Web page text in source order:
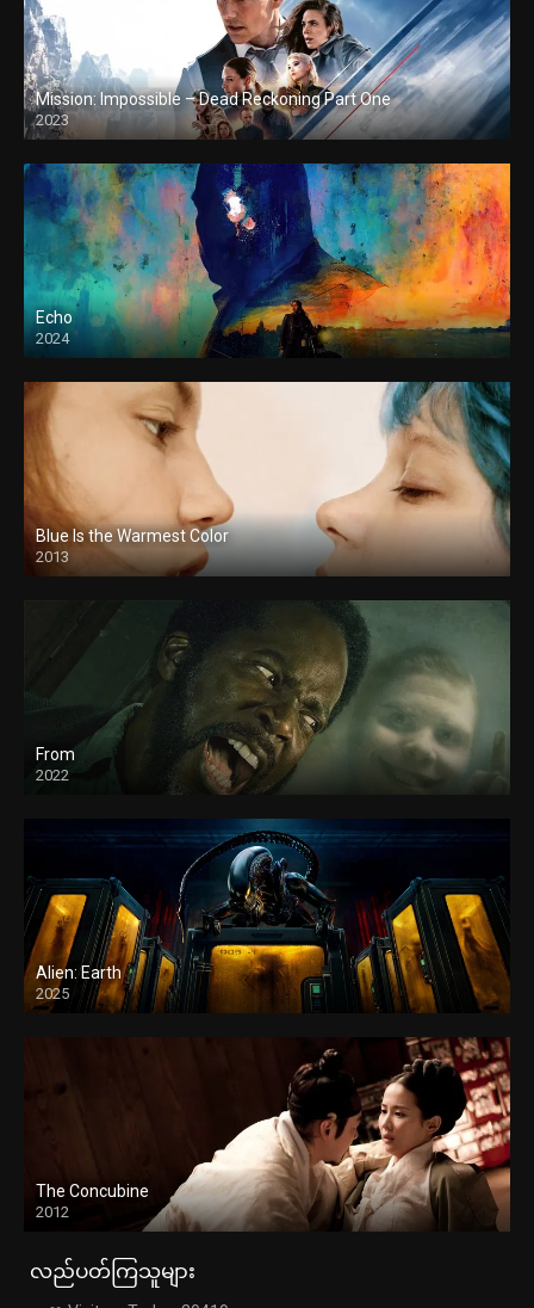
Mission: Impossible – Dead Reckoning Part One
2023
Echo
2024
Blue Is the Warmest Color
2013
From
2022
Alien: Earth
2025
The Concubine
2012
လည်ပတ်ကြသူများ